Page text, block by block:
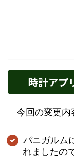
時計アプ
今回の変更内
パニガルム
れましたの